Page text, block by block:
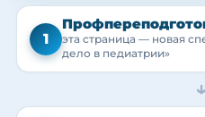
1
эта страница — новая
дело в педиатрии»